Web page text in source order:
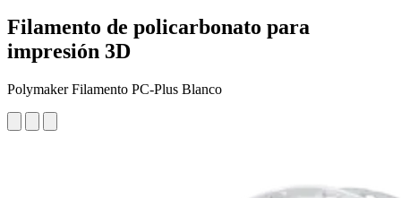
Filamento de policarbonato para
impresión 3D
Polymaker Filamento PC-Plus Blanco